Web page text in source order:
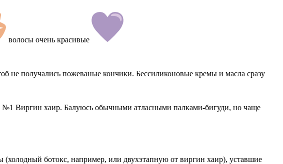
волосы очень красивые
не получались пожеваные кончики. Бессиликоновые кремы и масла сразу
Виргин хаир. Балуюсь обычными атласными палками-бигуди, но чаще
ботокс, например, или двухэтапную от виргин хаир), уставшие